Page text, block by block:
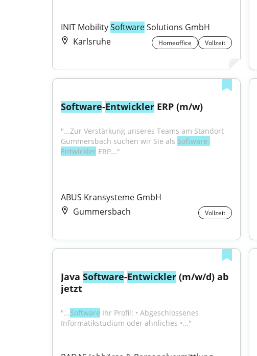
INIT Mobility Software Solutions GmbH
Karlsruhe
Homeoffice Vollzeit
Software-Entwickler ERP (m/w)
"...Zur Verstärkung unseres Teams am Standort
Gummersbach suchen wir Sie als Software-
Entwickler ERP..."
ABUS Kransysteme GmbH
Gummersbach
Vollzeit
Java Software-Entwickler (m/w/d) ab
jetzt
"...Software Ihr Profil: • Abgeschlossenes
Informatikstudium oder ähnliches •..."